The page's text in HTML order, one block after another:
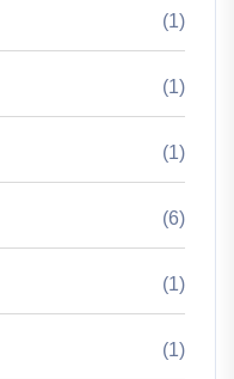
(1)
(1)
(1)
(6)
(1)
(1)